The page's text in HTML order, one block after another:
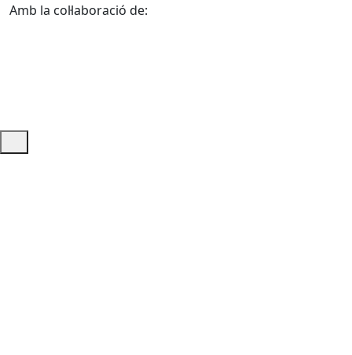
Amb la col·laboració de: